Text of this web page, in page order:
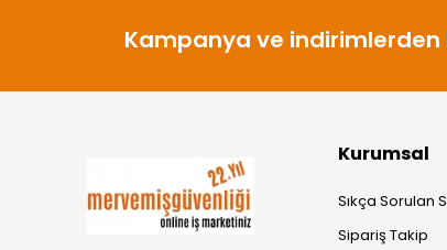
Kampanya ve
Kurumsal
Sıkça Sorulan
Sipariş Takip